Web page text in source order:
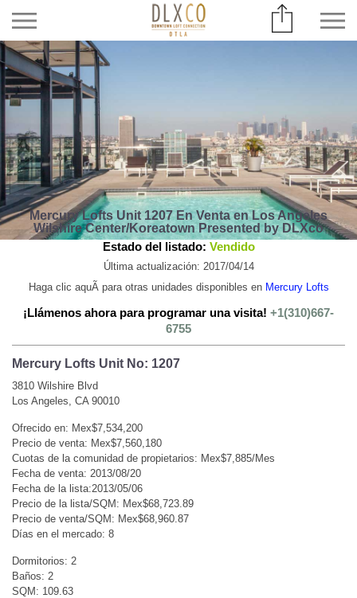
Mercury Lofts Unit 1207 En Venta en Los Angeles
Wilshire Center/Koreatown Presented by DLXco
Estado del listado: Vendido
Última actualización: 2017/04/14
Haga clic aquÃ­ para otras unidades disponibles en Mercury Lofts
¡Llámenos ahora para programar una visita! +1(310)667-
6755
Mercury Lofts Unit No: 1207
3810 Wilshire Blvd
Los Angeles, CA 90010
Ofrecido en: Mex$7,534,200
Precio de venta: Mex$7,560,180
Cuotas de la comunidad de propietarios: Mex$7,885/Mes
Fecha de venta: 2013/08/20
Fecha de la lista:2013/05/06
Precio de la lista/SQM: Mex$68,723.89
Precio de venta/SQM: Mex$68,960.87
Días en el mercado: 8
Dormitorios: 2
Baños: 2
SQM: 109.63